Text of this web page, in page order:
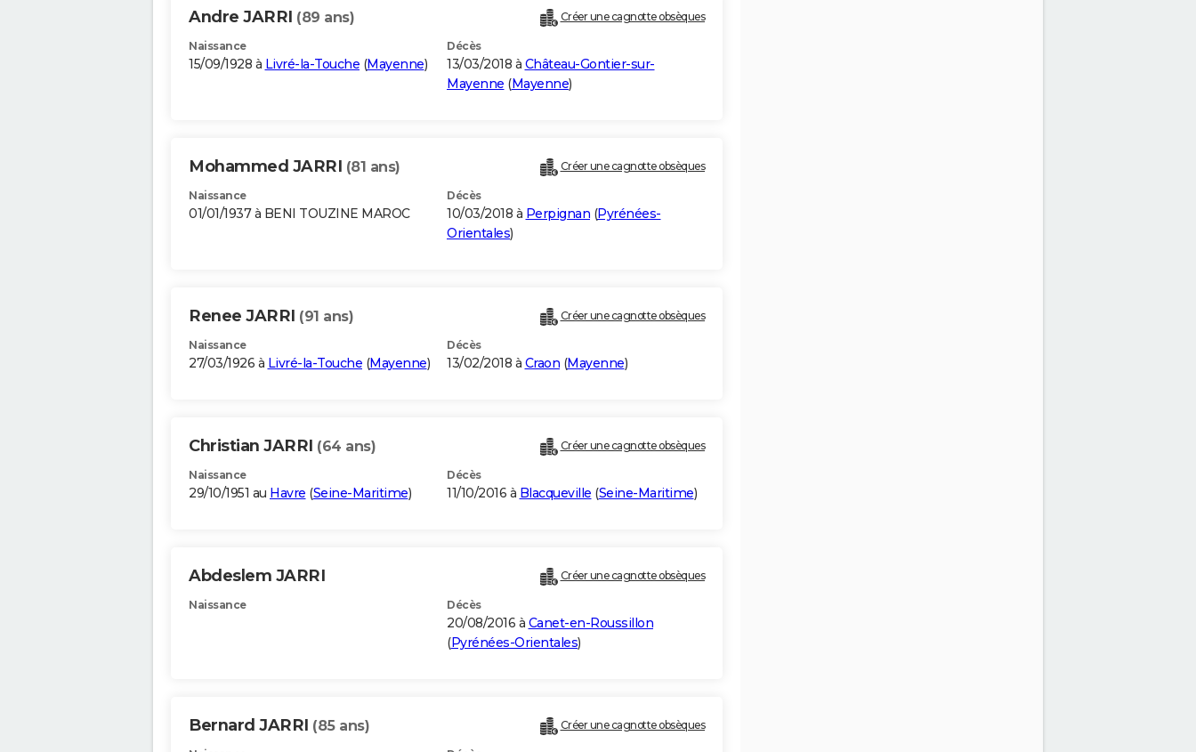
Andre JARRI (89 ans) Créer une cagnotte obsèques
Naissance
15/09/1928 à Livré-la-Touche (Mayenne)
Décès
13/03/2018 à Château-Gontier-sur-
Mayenne (Mayenne)
Mohammed JARRI (81 ans) Créer une cagnotte obsèques
Naissance
01/01/1937 à BENI TOUZINE MAROC
Décès
10/03/2018 à Perpignan (Pyrénées-
Orientales)
Renee JARRI (91 ans) Créer une cagnotte obsèques
Naissance
27/03/1926 à Livré-la-Touche (Mayenne)
Décès
13/02/2018 à Craon (Mayenne)
Christian JARRI (64 ans) Créer une cagnotte obsèques
Naissance
29/10/1951 au Havre (Seine-Maritime)
Décès
11/10/2016 à Blacqueville (Seine-Maritime)
Abdeslem JARRI Créer une cagnotte obsèques
Naissance Décès
20/08/2016 à Canet-en-Roussillon
(Pyrénées-Orientales)
Bernard JARRI (85 ans) Créer une cagnotte obsèques